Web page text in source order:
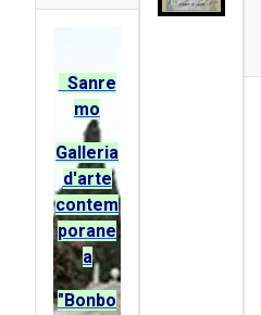
Sanre
mo
Galleria
d'arte
contem
porane
a
"Bonbo